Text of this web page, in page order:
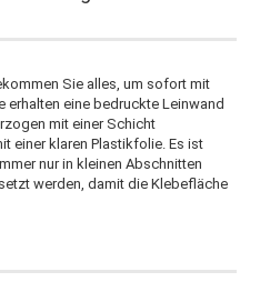
Sie alles, um sofort mit
erhalten eine bedruckte Leinwand
mit einer Schicht
einer klaren Plastikfolie. Es ist
nur in kleinen Abschnitten
werden, damit die Klebefläche